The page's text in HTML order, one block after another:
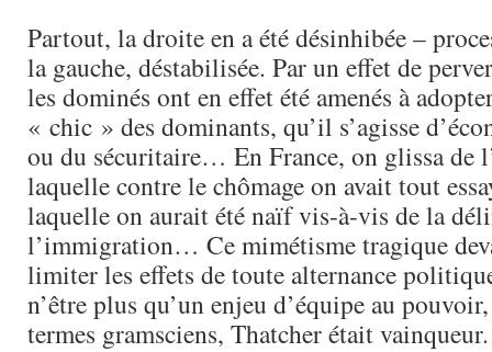
Partout, la droite en a été désinhibée –
la gauche, déstabilisée. Par un effet de
les dominés ont en effet été amenés à
« chic » des dominants, qu’il s’agisse
ou du sécuritaire… En France, on glissa de
laquelle contre le chômage on avait tout
laquelle on aurait été naïf vis-à-vis de la
l’immigration… Ce mimétisme tragique
limiter les effets de toute alternance
n’être plus qu’un enjeu d’équipe au
termes gramsciens, Thatcher était vainqueur.